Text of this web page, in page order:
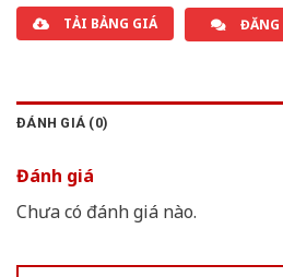
TẢI BẢNG GIÁ ĐĂNG
ĐÁNH GIÁ (0)
Đánh giá
Chưa có đánh giá nào.